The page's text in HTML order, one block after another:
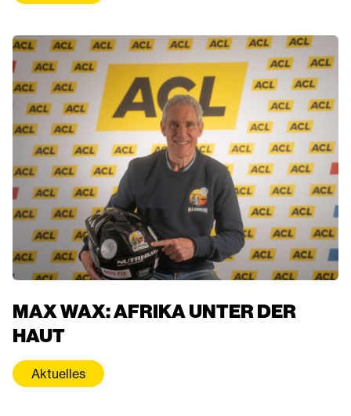
MAX WAX: AFRIKA UNTER DER
HAUT
Aktuelles